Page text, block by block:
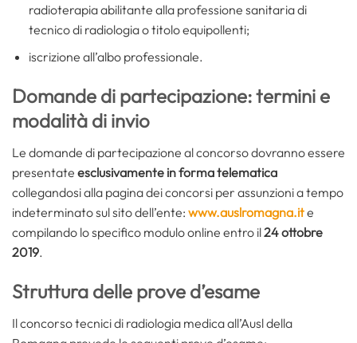
radioterapia abilitante alla professione sanitaria di
tecnico di radiologia o titolo equipollenti;
iscrizione all’albo professionale.
Domande di partecipazione: termini e
modalità di invio
Le domande di partecipazione al concorso dovranno essere
presentate esclusivamente in forma telematica
collegandosi alla pagina dei concorsi per assunzioni a tempo
indeterminato sul sito dell’ente: www.auslromagna.ite
compilando lo specifico modulo online entro il24 ottobre
2019.
Struttura delle prove d’esame
Il concorso tecnici di radiologia medica all’Ausl della